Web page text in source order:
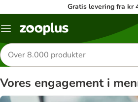
Gratis levering fra kr
Menu
Søg
efter
produkter
Vores engagement i